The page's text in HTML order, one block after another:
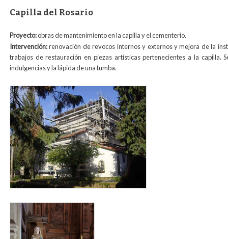
Capilla del Rosario
Proyecto:obras de mantenimiento en la capilla y el cementerio.
Intervención:renovación de revocos internos y externos y mejora de la
trabajos de restauración en piezas artísticas pertenecientes a la
indulgencias y la lápida de una tumba.
capela_rosario.jpg
virgen_o_para_web.jpg